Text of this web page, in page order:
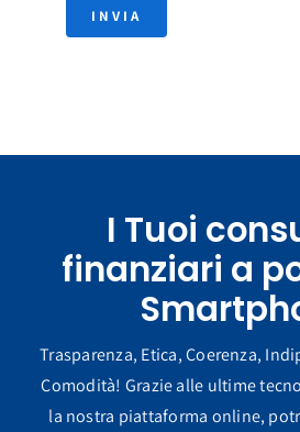
INVIA
I Tuoi
finanziari a
Trasparenza, Etica, Coerenza,
Comodità! Grazie alle ultime
la nostra piattaforma online,